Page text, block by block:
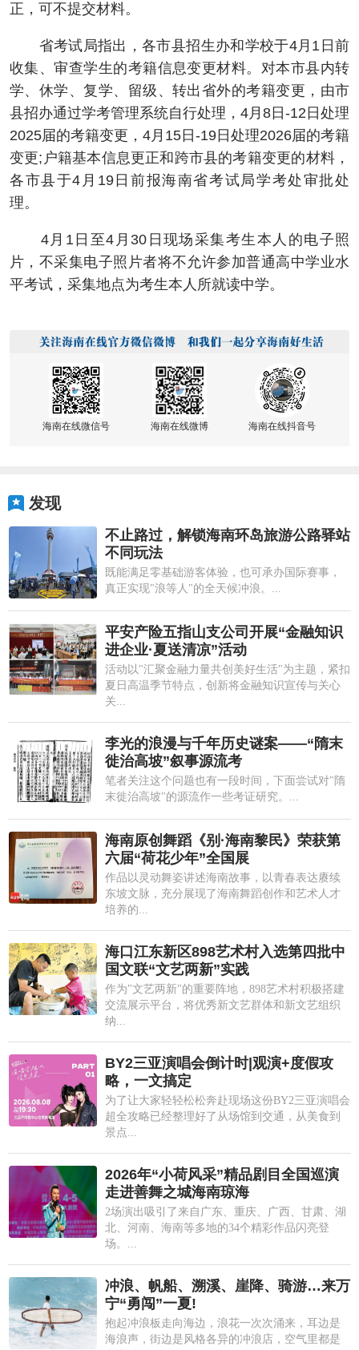
正，可不提交材料。
省考试局指出，各市县招生办和学校于4月1日前
收集、审查学生的考籍信息变更材料。对本市县内转
学、休学、复学、留级、转出省外的考籍变更，由市
县招办通过学考管理系统自行处理，4月8日-12日处理
2025届的考籍变更，4月15日-19日处理2026届的考籍
变更;户籍基本信息更正和跨市县的考籍变更的材料，
各市县于4月19日前报海南省考试局学考处审批处
理。
4月1日至4月30日现场采集考生本人的电子照
片，不采集电子照片者将不允许参加普通高中学业水
平考试，采集地点为考生本人所就读中学。
海南在线微信号 海南在线微博 海南在线抖音号
发现
不止路过，解锁海南环岛旅游公路驿站
不同玩法
既能满足零基础游客体验，也可承办国际赛事，
真正实现"浪等人"的全天候冲浪。...
平安产险五指山支公司开展“金融知识
进企业·夏送清凉”活动
活动以"汇聚金融力量共创美好生活"为主题，紧扣
夏日高温季节特点，创新将金融知识宣传与关心
关...
李光的浪漫与千年历史谜案——“隋末
徙治高坡”叙事源流考
笔者关注这个问题也有一段时间，下面尝试对"隋
末徙治高坡"的源流作一些考证研究。...
海南原创舞蹈《别·海南黎民》荣获第
六届“荷花少年”全国展
作品以灵动舞姿讲述海南故事，以青春表达赓续
东坡文脉，充分展现了海南舞蹈创作和艺术人才
培养的...
海口江东新区898艺术村入选第四批中
国文联“文艺两新”实践
作为"文艺两新"的重要阵地，898艺术村积极搭建
交流展示平台，将优秀新文艺群体和新文艺组织
纳...
BY2三亚演唱会倒计时|观演+度假攻
略，一文搞定
为了让大家轻轻松松奔赴现场这份BY2三亚演唱会
超全攻略已经整理好了从场馆到交通，从美食到
景点...
2026年“小荷风采”精品剧目全国巡演
走进善舞之城海南琼海
2场演出吸引了来自广东、重庆、广西、甘肃、湖
北、河南、海南等多地的34个精彩作品闪亮登
场。...
冲浪、帆船、溯溪、崖降、骑游…来万
宁“勇闯”一夏!
抱起冲浪板走向海边，浪花一次次涌来，耳边是
海浪声，街边是风格各异的冲浪店，空气里都是